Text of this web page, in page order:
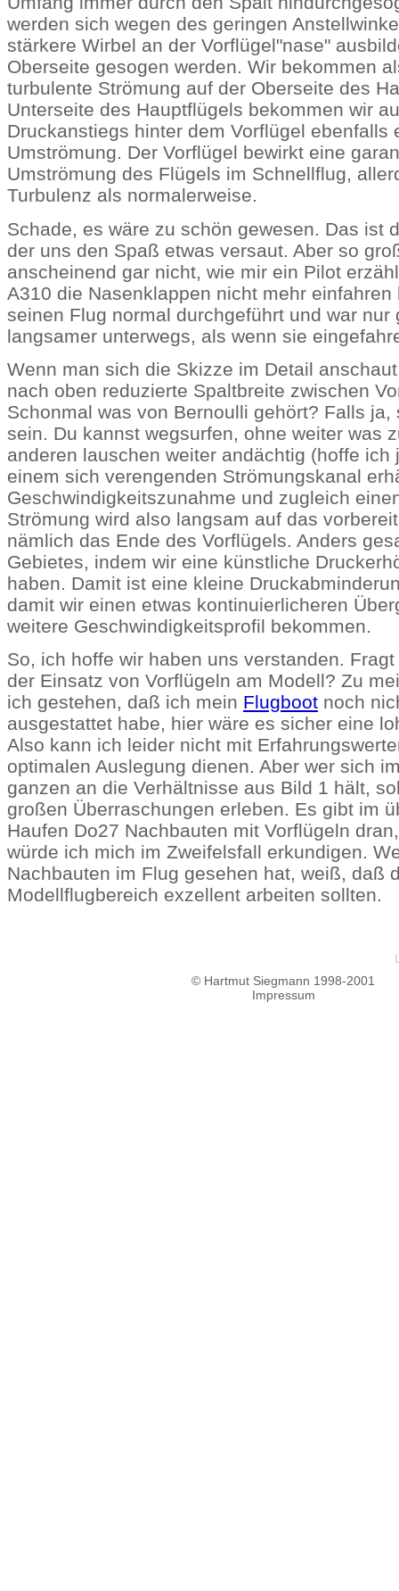
werden sich wegen des geringen
stärkere Wirbel an der Vorflügel"nase"
Oberseite gesogen werden. Wir bekommen
turbulente Strömung auf der Oberseite des
Unterseite des Hauptflügels bekommen wir
Druckanstiegs hinter dem Vorflügel ebenfalls
Umströmung. Der Vorflügel bewirkt eine
Umströmung des Flügels im Schnellflug,
Turbulenz als normalerweise.
Schade, es wäre zu schön gewesen. Das ist
der uns den Spaß etwas versaut. Aber so
anscheinend gar nicht, wie mir ein Pilot
A310 die Nasenklappen nicht mehr einfahren
seinen Flug normal durchgeführt und war nur
langsamer unterwegs, als wenn sie
Wenn man sich die Skizze im Detail
nach oben reduzierte Spaltbreite zwischen
Schonmal was von Bernoulli gehört? Falls ja,
sein. Du kannst wegsurfen, ohne weiter was
anderen lauschen weiter andächtig (hoffe ich
einem sich verengenden Strömungskanal
Geschwindigkeitszunahme und zugleich
Strömung wird also langsam auf das
nämlich das Ende des Vorflügels. Anders
Gebietes, indem wir eine künstliche
haben. Damit ist eine kleine
damit wir einen etwas kontinuierlicheren
weitere Geschwindigkeitsprofil bekommen.
So, ich hoffe wir haben uns verstanden.
der Einsatz von Vorflügeln am Modell? Zu
ich gestehen, daß ich mein Flugboot noch
ausgestattet habe, hier wäre es sicher eine
Also kann ich leider nicht mit
optimalen Auslegung dienen. Aber wer sich
ganzen an die Verhältnisse aus Bild 1 hält,
großen Überraschungen erleben. Es gibt im
Haufen Do27 Nachbauten mit Vorflügeln
würde ich mich im Zweifelsfall erkundigen.
Nachbauten im Flug gesehen hat, weiß, daß
Modellflugbereich exzellent arbeiten sollten.
© Hartmut Siegmann 1998-2001
Impressum